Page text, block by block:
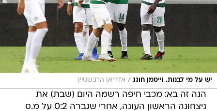
יש על מי לבנות. וייסמן חוגג / אדריאן הרבשטיין
הנה זה בא: מכבי חיפה רשמה היום (שבת) את
ניצחונה הראשון העונה, אחרי שגברה 0:2 על מ.ס